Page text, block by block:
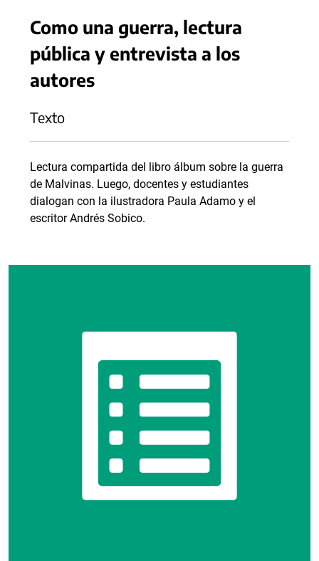
Como una guerra, lectura
pública y entrevista a los
autores
Texto
Lectura compartida del libro álbum sobre la guerra
de Malvinas. Luego, docentes y estudiantes
dialogan con la ilustradora Paula Adamo y el
escritor Andrés Sobico.